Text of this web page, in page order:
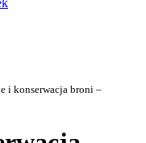
i konserwacja broni –